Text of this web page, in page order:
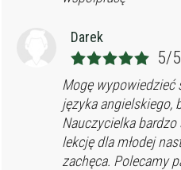
Darek
5/5
Mogę wypowiedzieć
języka angielskiego,
Nauczycielka
lekcję dla młodej
zachęca. Polecamy